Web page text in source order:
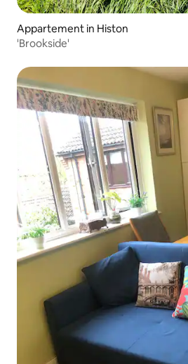
Appartement in Histon
'Brookside'